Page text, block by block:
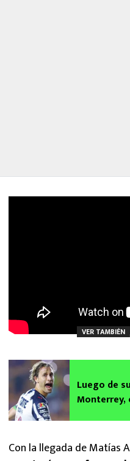
VER TAMBIÉN
Luego de
Monterrey,
Con la llegada de Matías